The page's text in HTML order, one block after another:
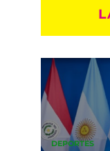
DEPORTES